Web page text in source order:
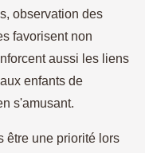
observation des
favorisent non
aussi les liens
enfants de
s'amusant.
être une priorité lors